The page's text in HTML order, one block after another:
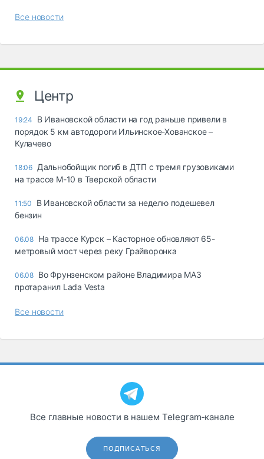
Все новости
Центр
19:24
В Ивановской области на год раньше привели в
порядок 5 км автодороги Ильинское-Хованское –
Кулачево
18:06 Дальнобойщик погиб в ДТП с тремя грузовиками
на трассе М-10 в Тверской области
11:50
В Ивановской области за неделю подешевел
бензин
06.08 На трассе Курск – Касторное обновляют 65-
метровый мост через реку Грайворонка
06.08 Во Фрунзенском районе Владимира МАЗ
протаранил Lada Vesta
Все новости
Все главные новости в нашем Telegram‑канале
ПОДПИСАТЬСЯ